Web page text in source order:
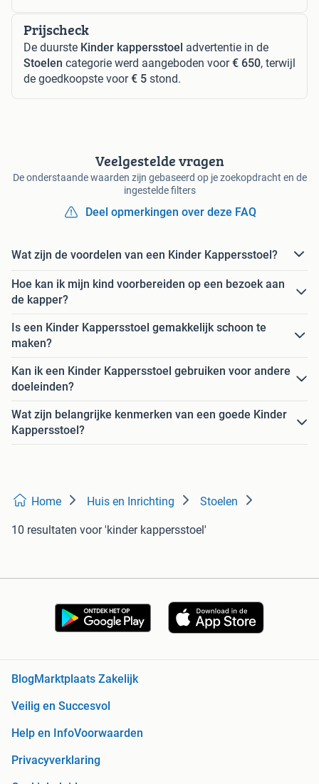
Prijscheck
De duurste Kinder kappersstoel advertentie in de
Stoelen categorie werd aangeboden voor€ 650, terwijl
de goedkoopste voor€ 5 stond.
Veelgestelde vragen
De onderstaande waarden zijn gebaseerd op je zoekopdracht en de
ingestelde filters
Deel opmerkingen over deze FAQ
Wat zijn de voordelen van een Kinder Kappersstoel?
Hoe kan ik mijn kind voorbereiden op een bezoek aan
de kapper?
Is een Kinder Kappersstoel gemakkelijk schoon te
maken?
Kan ik een Kinder Kappersstoel gebruiken voor andere
doeleinden?
Wat zijn belangrijke kenmerken van een goede Kinder
Kappersstoel?
Home Huis en Inrichting Stoelen
10 resultaten voor 'kinder kappersstoel'
BlogMarktplaats Zakelijk
Veilig en Succesvol
Help en InfoVoorwaarden
Privacyverklaring